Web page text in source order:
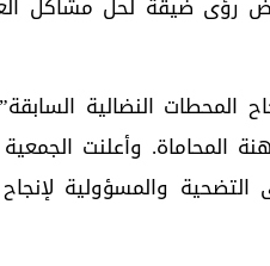
المحطات النضالية
المحاماة. وأعلنت
التضحية والمسؤولية